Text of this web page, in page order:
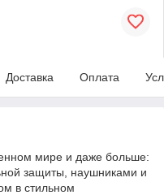
Доставка Оплата
мире и даже больше:
защиты, наушниками и
в стильном